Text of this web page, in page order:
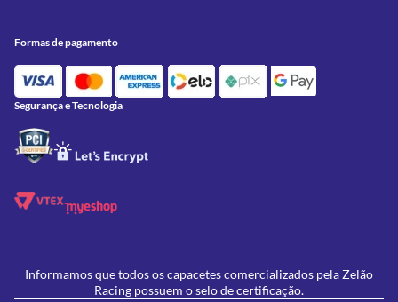
Utilidades
Feminino
Lançamentos
Política de Privacidade
Política de Campanhas e promoções
Contato
Oficina/Serviços
Formas de pagamento
Segurança e Tecnologia
Informamos que todos os capacetes comercializados pela Zelão
Racing possuem o selo de certificação.